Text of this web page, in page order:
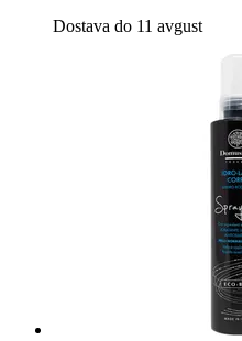
Dostava do 11 avgust